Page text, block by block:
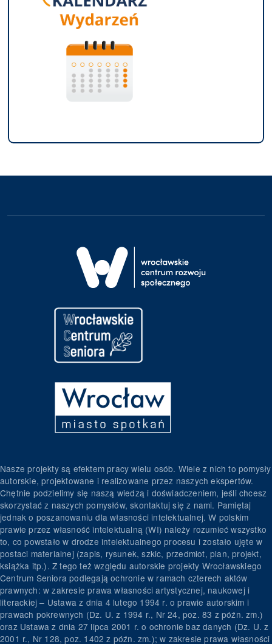
Nasze projekty są efektem pracy wielu osób. Wiele z nich to pomysły
autorskie, projektowane i realizowane przez naszych ekspertów.
Chętnie podzielimy się naszą wiedzą i doświadczeniem, jeśli chcesz
skorzystać z naszych pomysłów, skontaktuj się z nami. Pamiętaj
jednak o poszanowaniu dla własności intelektualnej. W polskim
prawie przez własność intelektualną (WI) należy rozumieć wszystko
to, co powstało w drodze intelektualnego procesu i zostało ujęte w
postaci materialnej (zapis, rysunek, szkic, przedmiot, plan, projekt,
książka itp.). Z tego też względu autorskie projekty Wrocławskiego
Centrum Seniora podlegają ochronie w ramach czterech aktów
prawnych: w zakresie prawa własności artystycznej, naukowej i
literackiej – Ustawa z dnia 4 lutego 1994 r. o prawie autorskim i
prawach pokrewnych (Dz. U. z 1994 r., Nr 24, poz. 83 z późn. zm.)
oraz Ustawa z dnia 27 lipca 2001 r. o ochronie baz danych (Dz. U. z
2001 r., Nr 128, poz. 1402 z późn. zm.); w zakresie prawa własności